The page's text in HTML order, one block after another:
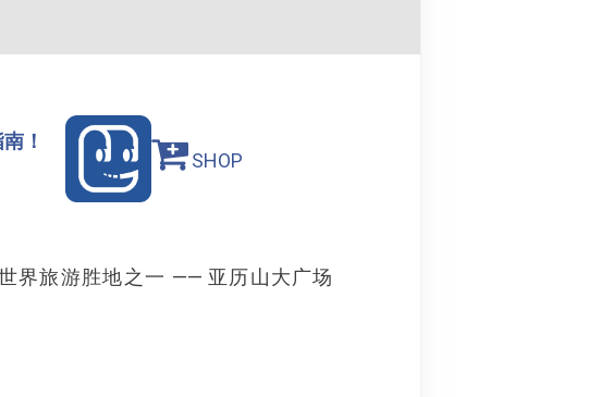
！
SHOP
界旅游胜地之一 —— 亚历山大广场